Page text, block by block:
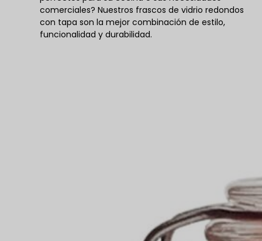
comerciales? Nuestros frascos de vidrio redondos
con tapa son la mejor combinación de estilo,
funcionalidad y durabilidad.